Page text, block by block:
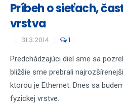
Príbeh o sieťach,
vrstva
31.3.2014 1
Predchádzajúci diel sme sa
bližšie sme prebrali
ktorou je Ethernet. Dnes sa
fyzickej vrstve.